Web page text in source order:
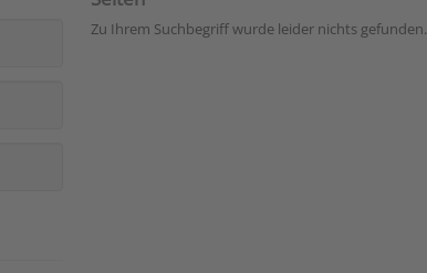
Zu Ihrem Suchbegriff wurde leider nichts gefunden.